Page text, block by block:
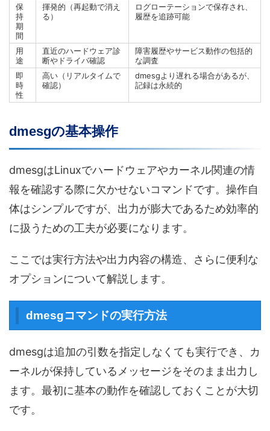
保
持
期
間
揮発的（再起動で消え
る）
ログローテーションで保存され、
履歴を追跡可能
用
途
直近のハードウェア診
断やドライバ確認
障害履歴やサービス動作の包括的
な調査
即
時
性
高い（リアルタイムで
確認）
dmesgより遅れる場合があるが、
記録は永続的
dmesgの基本操作
dmesgはLinuxでハードウェアやカーネル関連の情
報を確認する際に欠かせないコマンドです。操作自
体はシンプルですが、出力が膨大であるため効率的
に扱うための工夫が必要になります。
ここでは実行方法や出力内容の構造、さらに便利な
オプションについて解説します。
dmesgコマンドの実行方法
dmesgは追加の引数を指定しなくても実行でき、カ
ーネルが保持しているメッセージをそのまま出力し
ます。最初に基本の動作を確認しておくことが大切
です。